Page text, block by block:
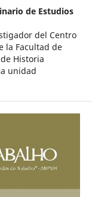
de Estudios
del Centro
la Facultad de
Historia
unidad